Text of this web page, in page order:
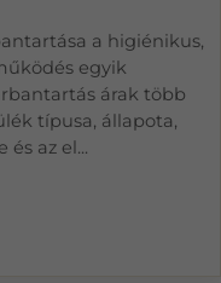
a higiénikus,
egyik
árak több
típusa, állapota,
és az el...